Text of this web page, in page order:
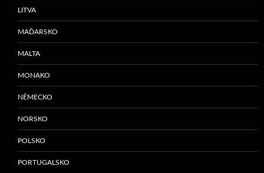
LITVA
MAĎARSKO
MALTA
MONAKO
NĚMECKO
NORSKO
POLSKO
PORTUGALSKO